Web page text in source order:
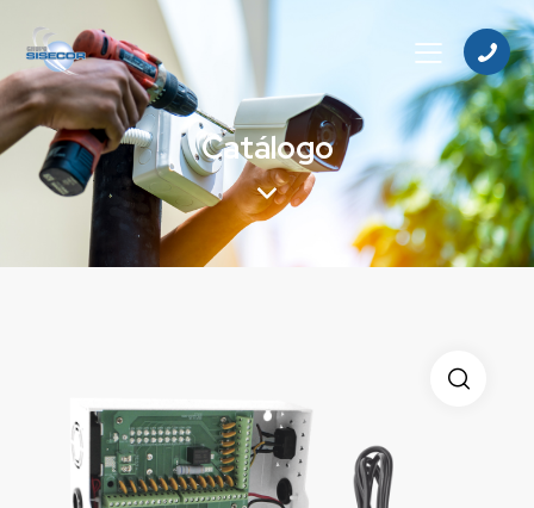
Catálogo